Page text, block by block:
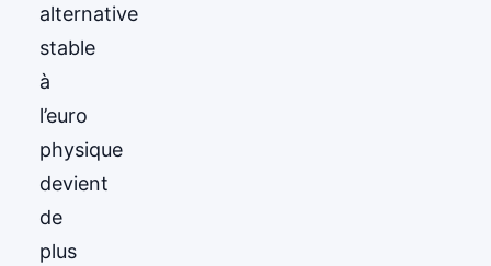
alternative
stable
à
l’euro
physique
devient
de
plus